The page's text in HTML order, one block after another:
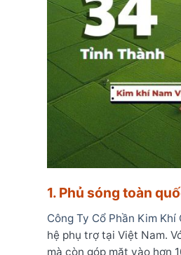
1. Phủ sóng toàn
Công Ty Cổ Phần Kim
hệ phụ trợ tại Việt Nam.
mà còn góp mặt vào hơn